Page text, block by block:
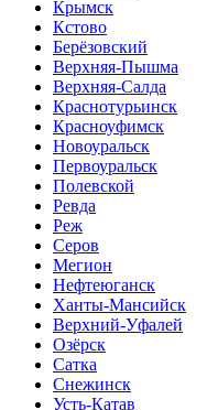
Крымск
Кстово
Берёзовский
Верхняя-Пышма
Верхняя-Салда
Краснотурьинск
Красноуфимск
Новоуральск
Первоуральск
Полевской
Ревда
Реж
Серов
Мегион
Нефтеюганск
Ханты-Мансийск
Верхний-Уфалей
Озёрск
Сатка
Снежинск
Усть-Катав